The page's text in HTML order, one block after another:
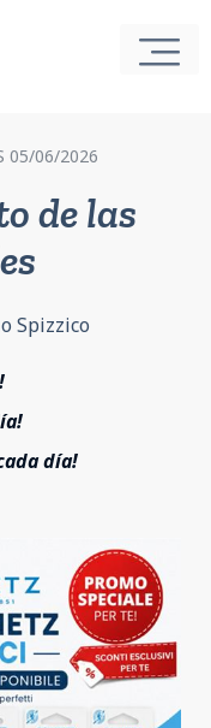
05/06/2026
de las
Spizzico
día!